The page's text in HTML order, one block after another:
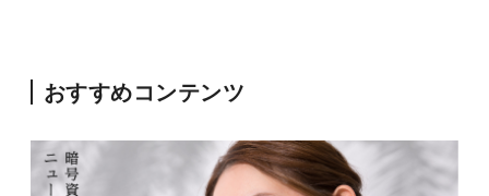
おすすめコンテンツ